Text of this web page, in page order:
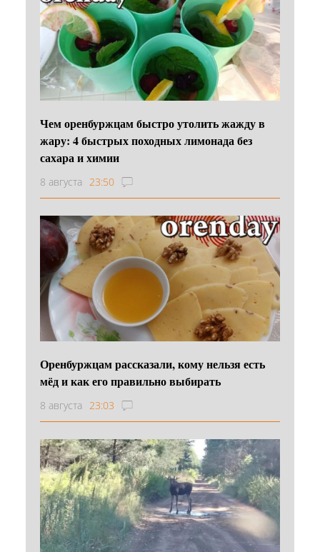
Чем оренбуржцам быстро утолить жажду в
жару: 4 быстрых походных лимонада без
сахара и химии
8 августа 23:50
Оренбуржцам рассказали, кому нельзя есть
мёд и как его правильно выбирать
8 августа 23:03